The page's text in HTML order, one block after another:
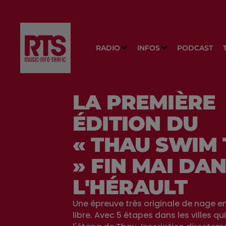
RADIO INFOS PODCAST
LA PREMIÈRE
ÉDITION DU
« THAU SWIM
» FIN MAI
L'HÉRAULT
Une épreuve très originale de nage
libre. Avec 5 étapes dans les villes